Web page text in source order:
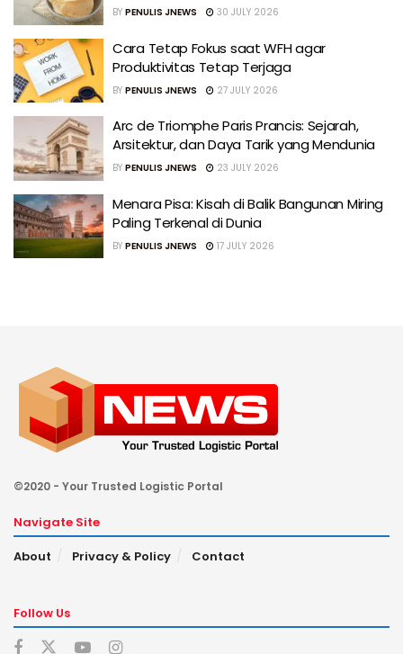
BY PENULIS JNEWS 30 JULY 2026
Cara Tetap Fokus saat WFH agar
Produktivitas Tetap Terjaga
BY PENULIS JNEWS 27 JULY 2026
Arc de Triomphe Paris Prancis: Sejarah,
Arsitektur, dan Daya Tarik yang Mendunia
BY PENULIS JNEWS 23 JULY 2026
Menara Pisa: Kisah di Balik Bangunan Miring
Paling Terkenal di Dunia
BY PENULIS JNEWS 17 JULY 2026
©2020 - Your Trusted Logistic Portal
Navigate Site
About
Privacy & Policy Contact
Follow Us